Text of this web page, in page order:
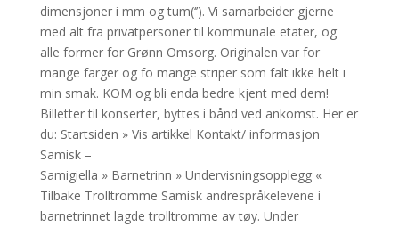
dimensjoner i mm og tum(‘’). Vi samarbeider gjerne
med alt fra privatpersoner til kommunale etater, og
alle former for Grønn Omsorg. Originalen var for
mange farger og fo mange striper som falt ikke helt i
min smak. KOM og bli enda bedre kjent med dem!
Billetter til konserter, byttes i bånd ved ankomst. Her er
du: Startsiden » Vis artikkel Kontakt/ informasjon
Samisk –
Samigiella » Barnetrinn » Undervisningsopplegg «
Tilbake Trolltromme Samisk andrespråkelevene i
barnetrinnet lagde trolltromme av tøy. Under